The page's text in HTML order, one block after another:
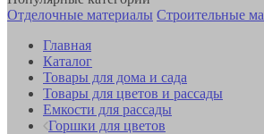
Отделочные материалы Строительные
Главная
Каталог
Товары для дома и сада
Товары для цветов и рассады
Емкости для рассады
Горшки для цветов